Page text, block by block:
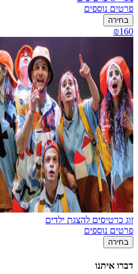
פרטים נוספים
בחירה
₪160
זוג כרטיסים להצגת ילדים
פרטים נוספים
בחירה
דברו איתנו